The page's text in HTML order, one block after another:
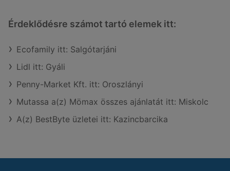
Érdeklődésre számot tartó elemek itt:
Ecofamily itt: Salgótarjáni
Lidl itt: Gyáli
Penny-Market Kft. itt: Oroszlányi
Mutassa a(z) Mömax összes ajánlatát itt: Miskolc
A(z) BestByte üzletei itt: Kazincbarcika